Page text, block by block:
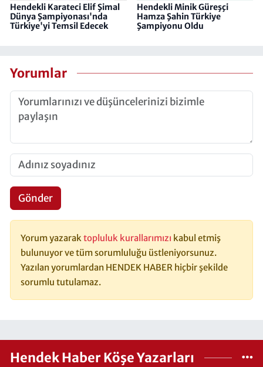
Hendekli Karateci Elif Şimal
Dünya Şampiyonası'nda
Türkiye'yi Temsil Edecek
Hendekli Minik Güreşçi
Hamza Şahin Türkiye
Şampiyonu Oldu
Yorumlar
Gönder
Yorum yazaraktopluluk kurallarımızı kabul etmiş
bulunuyor ve tüm sorumluluğu üstleniyorsunuz.
Yazılan yorumlardan HENDEK HABER hiçbir şekilde
sorumlu tutulamaz.
Hendek Haber Köşe Yazarları